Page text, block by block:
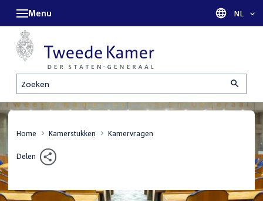
Zoeken
Menu Taal
NL
Home Kamerstukken Kamervragen
Delen